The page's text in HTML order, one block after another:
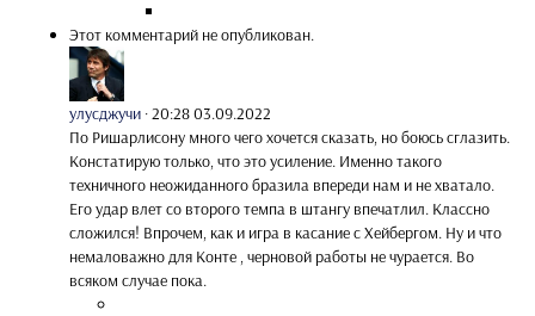
Этот комментарий не опубликован.
улусджучи ·20:28 03.09.2022
По Ришарлисону много чего хочется сказать, но боюсь сглазить.
Констатирую только, что это усиление. Именно такого
техничного неожиданного бразила впереди нам и не хватало.
Его удар влет со второго темпа в штангу впечатлил. Классно
сложился! Впрочем, как и игра в касание с Хейбергом. Ну и что
немаловажно для Конте , черновой работы не чурается. Во
всяком случае пока.